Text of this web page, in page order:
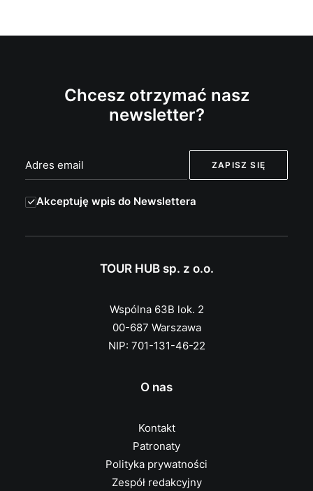
Chcesz otrzymać nasz
newsletter?
Akceptuję wpis do Newslettera
TOUR HUB sp. z o.o.
Wspólna 63B lok. 2
00-687 Warszawa
NIP: 701-131-46-22
O nas
Kontakt
Patronaty
Polityka prywatności
Zespół redakcyjny